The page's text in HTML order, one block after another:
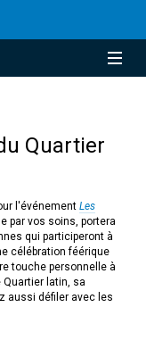
Quartier
l'événement Les
par vos soins, portera
qui participeront à
célébration féérique
touche personnelle à
latin, sa
aussi défiler avec les